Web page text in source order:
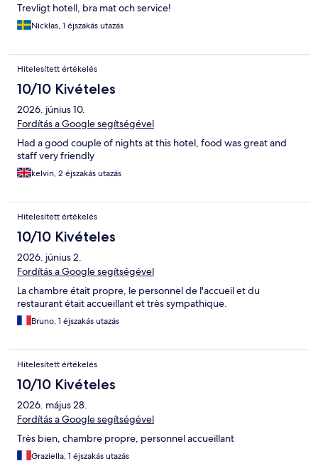
Trevligt hotell, bra mat och service!
Nicklas, 1 éjszakás utazás
Hitelesített értékelés
10/10 Kivételes
2026. június 10.
Fordítás a Google segítségével
Had a good couple of nights at this hotel, food was great and
staff very friendly
kelvin, 2 éjszakás utazás
Hitelesített értékelés
10/10 Kivételes
2026. június 2.
Fordítás a Google segítségével
La chambre était propre, le personnel de l'accueil et du
restaurant était accueillant et très sympathique.
Bruno, 1 éjszakás utazás
Hitelesített értékelés
10/10 Kivételes
2026. május 28.
Fordítás a Google segítségével
Très bien, chambre propre, personnel accueillant
Graziella, 1 éjszakás utazás